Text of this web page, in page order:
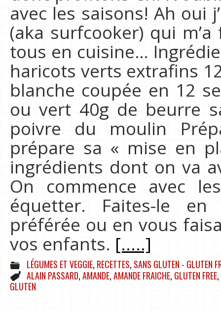
avec les saisons! Ah oui
(aka surfcooker) qui
tous en cuisine…
haricots verts extrafins
blanche coupée en 12
ou vert 40g de beurre
poivre du moulin
prépare sa « mise en
ingrédients dont on va
On commence avec
équetter. Faites-le
préférée ou en vous
vos enfants. [.....]
LÉGUMES ET VEGGIE, RECETTES, SANS GLUTEN - GLUTEN
ALAIN PASSARD,AMANDE,AMANDE FRAICHE, GLUTEN FREE,
GLUTEN